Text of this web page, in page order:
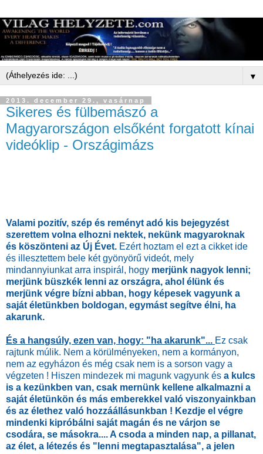
▼
2013. december 29., vasárnap
Sikeres és fülbemászó a
Magyarországon elsőként forgatott kínai
videóklip - Országimázs
Valami pozitív, szép és reményt adó kis bejegyzést
szerettem volna elhozni nektek, nekünk magyaroknak
és köszönteni az Új Évet. Ezért hoztam el ezt a cikket ide
és illesztettem bele két gyönyörű videót, mely
mindannyiunkat arra inspirál, hogy merjünk nagyok lenni;
merjünk büszkék lenni az országra, ahol élünk és
merjünk végre bízni abban, hogy képesek vagyunk a
saját életünkben boldogan, egymást segítve élni, ha
akarunk.
És a hangsúly, ezen van, hogy: "ha akarunk"... Ez csak
rajtunk múlik. Nem a körülményeken, nem a kormányon,
nem az egyházon és még csak nem is a sorson vagy a
végzeten ! Hiszen mindezek mi magunk vagyunk és a kulcs
is a kezünkben van, csak mernünk kellene alkalmazni a
saját életünkön és más emberekkel való viszonyainkban
és az élethez való hozzáállásunkban ! Kezdje el végre
mindenki kipróbálni saját magán és ne várjon se
csodára, se másokra.... A csoda a minden nap, a pillanat,
az élet, a létezés és "lenni megtapasztalása", a jelen